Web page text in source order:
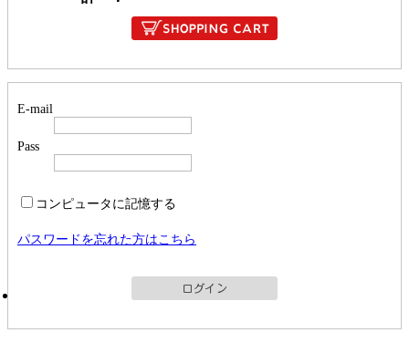
E-mail
Pass
コンピュータに記憶する
パスワードを忘れた方はこちら